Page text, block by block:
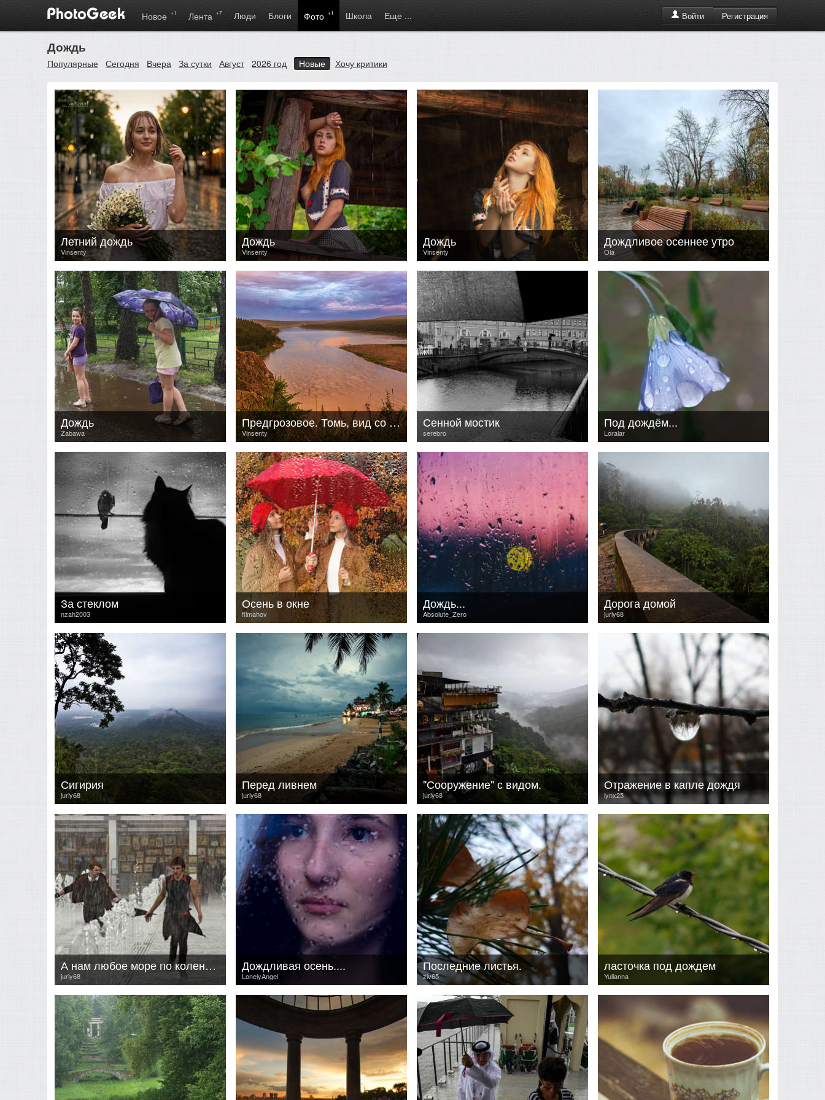
Войти Регистрация
Новое +1 Лента +7 Люди Блоги Фото +1 Школа Еще ...
Дождь
Популярные Сегодня Вчера За сутки Август 2026 год Новые Хочу критики
Vinsenty
Летний дождь
Vinsenty
Дождь
Vinsenty
Дождь
Ola
Дождливое осеннее утро
Zabawa
Дождь
Vinsenty
Предгрозовое. Томь, вид со скалы
serebro
Сенной мостик
Loralar
Под дождём...
nzah2003
За стеклом
filmahov
Осень в окне
Absolute_Zero
Дождь...
juriy68
Дорога домой
juriy68
Сигирия
juriy68
Перед ливнем
juriy68
"Сооружение" с видом.
lynx25
Отражение в капле дождя
juriy68
А нам любое море по колено...
LonelyAngel
Дождливая осень....
ziv65
Последние листья.
Yulianna
ласточка под дождем